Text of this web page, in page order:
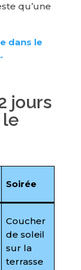
qu’une
dans le
jours
le
Soirée
Coucher
de soleil
sur la
terrasse